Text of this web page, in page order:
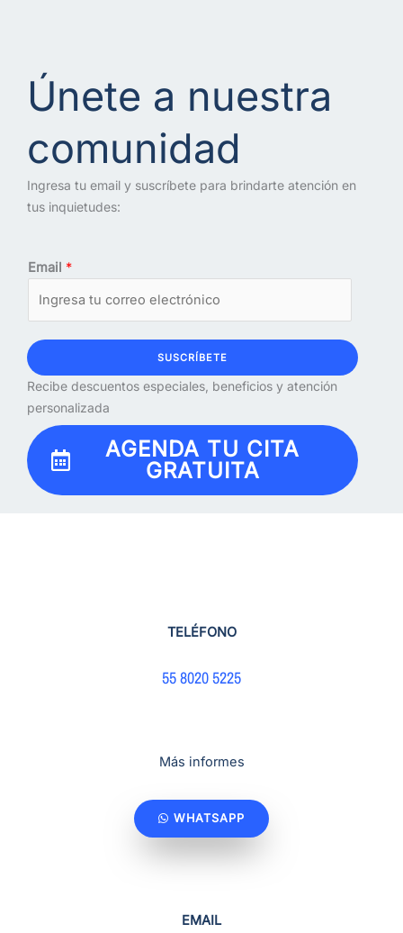
Únete a nuestra
comunidad
Ingresa tu email y suscríbete para brindarte atención en
tus inquietudes:
Email *
SUSCRÍBETE
Recibe descuentos especiales, beneficios y atención
personalizada
AGENDA TU CITA
GRATUITA
TELÉFONO
55 8020 5225
Más informes
WHATSAPP
EMAIL